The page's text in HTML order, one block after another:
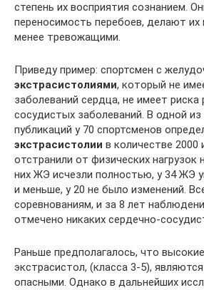
степень их восприятия сознанием.
переносимость перебоев, делают
менее тревожащими.
Приведу пример: спортсмен с
экстрасистолиями, который не
заболеваний сердца, не имеет риска
сосудистых заболеваний. В одной из
публикаций у 70 спортсменов
экстрасистолии в количестве 2000
отстранили от физических нагрузок
них ЖЭ исчезли полностью, у 34 ЖЭ
и меньше, у 20 не было изменений.
соревнованиям, и за 8 лет
отмечено никаких сердечно-
Раньше предполагалось, что
экстрасистол, (класса 3-5),
опасными. Однако в дальнейших